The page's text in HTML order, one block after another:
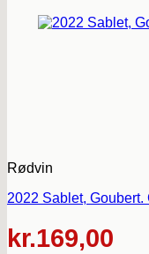
Rødvin
2022 Sablet,
kr.169,00